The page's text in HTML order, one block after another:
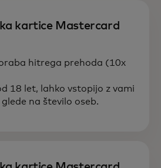
kartice Mastercard
hitrega prehoda (10x
18 let, lahko vstopijo z vami
na število oseb.